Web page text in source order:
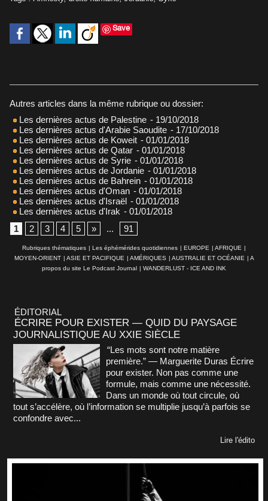
Save
Autres articles dans la même rubrique ou dossier:
Les dernières actus de Palestine - 19/10/2018
Les dernières actus d'Arabie Saoudite - 17/10/2018
Les dernières actus de Koweit - 01/01/2018
Les dernières actus de Qatar - 01/01/2018
Les dernières actus de Syrie - 01/01/2018
Les dernières actus de Jordanie - 01/01/2018
Les dernières actus de Bahrein - 01/01/2018
Les dernières actus d'Oman - 01/01/2018
Les dernières actus d'Israël - 01/01/2018
Les dernières actus d'Irak - 01/01/2018
1
2 3 4 5 » ... 91
Rubriques thématiques | Les éphémérides quotidiennes | EUROPE | AFRIQUE |
MOYEN-ORIENT | ASIE ET PACIFIQUE | AMÉRIQUES | AUSTRALIE ET OCÉANIE | A
propos du site Le Podcast Journal | WANDERLUST - ICE AND INK
ÉDITORIAL
ÉCRIRE POUR EXISTER — QUID DU PAYSAGE
JOURNALISTIQUE AU XXIE SIÈCLE
“Les mots sont notre matière
première.” — Marguerite Duras Écrire
pour exister. Non pas comme une
formule, mais comme une nécessité.
Dans un monde où tout circule, où
tout s’accélère, où l’information se multiplie jusqu’à parfois se
confondre avec...
Lire l'édito